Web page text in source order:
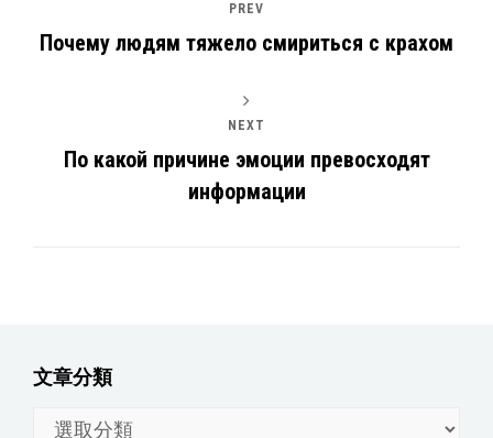
PREV
Почему людям тяжело смириться с крахом
NEXT
По какой причине эмоции превосходят
информации
文章分類